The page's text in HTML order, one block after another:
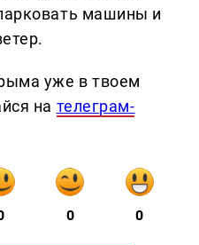
машины и
уже в твоем
на телеграм-
0 0